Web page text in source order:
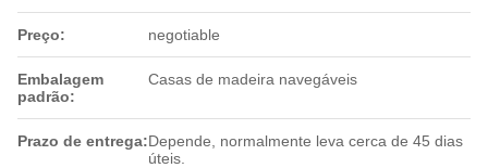
Preço: negotiable
Embalagem
padrão:
Casas de madeira navegáveis
Prazo de entrega:Depende, normalmente leva cerca de 45 dias
úteis.